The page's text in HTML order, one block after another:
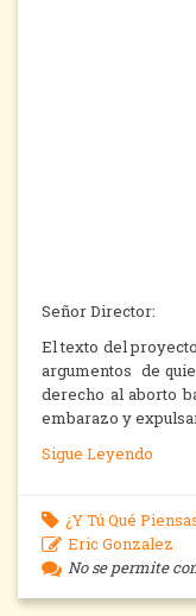
Señor Director:
El texto del
argumentos de
derecho al aborto
embarazo y
Sigue Leyendo
¿Y Tú Qué
Eric Gonzalez
No se permite